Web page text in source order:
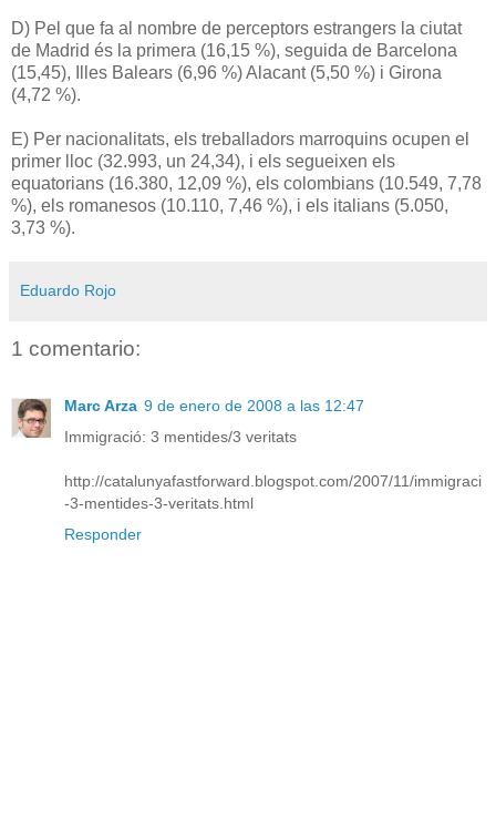
D) Pel que fa al nombre de perceptors estrangers la ciutat
de Madrid és la primera (16,15 %), seguida de Barcelona
(15,45), Illes Balears (6,96 %) Alacant (5,50 %) i Girona
(4,72 %).
E) Per nacionalitats, els treballadors marroquins ocupen el
primer lloc (32.993, un 24,34), i els segueixen els
equatorians (16.380, 12,09 %), els colombians (10.549, 7,78
%), els romanesos (10.110, 7,46 %), i els italians (5.050,
3,73 %).
Eduardo Rojo
1 comentario:
Marc Arza 9 de enero de 2008 a las 12:47
Immigració: 3 mentides/3 veritats
http://catalunyafastforward.blogspot.com/2007/11/immigraci
-3-mentides-3-veritats.html
Responder